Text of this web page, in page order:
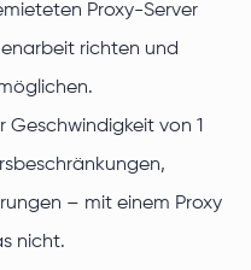
Proxy-Server
richten und
Geschwindigkeit von 1
– mit einem Proxy
nicht.